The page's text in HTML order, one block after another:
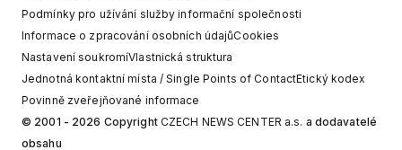
Podmínky pro užívání služby informační společnosti
Informace o zpracování osobních údajůCookies
Nastavení soukromíVlastnická struktura
Jednotná kontaktní místa / Single Points of ContactEtický kodex
Povinně zveřejňované informace
© 2001 - 2026 Copyright CZECH NEWS CENTER a.s. a dodavatelé
obsahu